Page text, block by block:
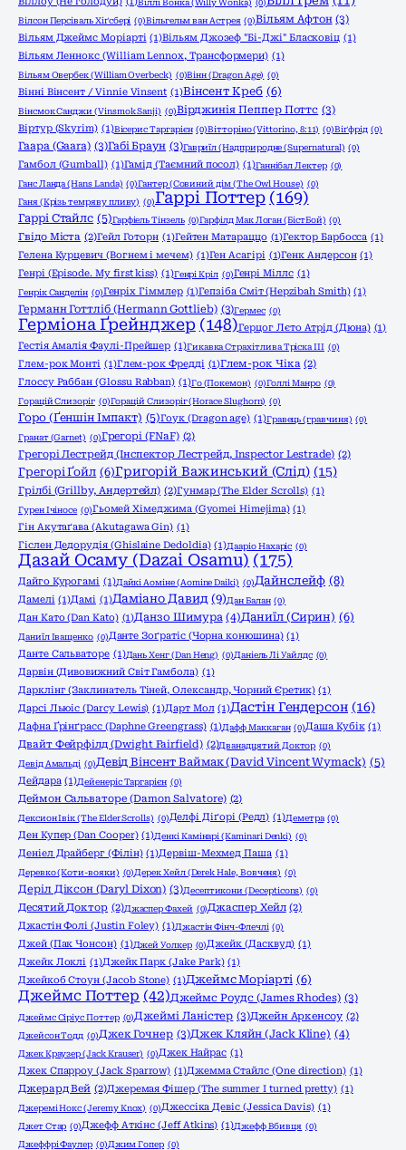
Віллі Вонка (Willy Wonka) (0)
Вілсон Персіваль Хіґсбері (0)Вільгельм ван Астрея (0)Вільям Афтон (3)
Вільям Джеймс Моріарті (1)Вільям Джозеф "Бі-Джі" Бласковіц (1)
Вільям Леннокс (William Lennox, Трансформери) (1)
Вільям Овербек (William Overbeck) (0)Вінн (Dragon Age) (0)
Вінні Вінсент / Vinnie Vinsent (1)Вінсент Креб (6)
Вінсмок Санджи (Vinsmok Sanji) (0)Вірджинія Пеппер Поттс (3)
Віртур (Skyrim) (1)Вісерис Таргарієн (0)Вітторіно (Vittorino, 8:11) (0)Віґфрід (0)
Гаара (Gaara) (3)Габі Браун (3)Гавриїл (Надприродне (Supernatural) (0)
Гамбол (Gumball) (1)Гамід (Таємний посол) (1)Ганнібал Лектер (0)
Ганс Ланда (Hans Landa) (0)Гантер (Совиний дім (The Owl House) (0)
Ганя (Крізь темряву пливу) (0)Гаррі Поттер (169)
Гаррі Стайлс (5)Гарфіель Тінзель (0)Гарфілд Мак Логан (БістБой) (0)
Гвідо Міста (2)Гейл Готорн (1)Гейтен Матараццо (1)Гектор Барбосса (1)
Гелена Курцевич (Вогнем і мечем) (1)Ген Асагірі (1)Генк Андерсон (1)
Генрі (Episode. My first kiss) (1)Генрі Кріл (0)Генрі Міллс (1)
Генрік Санделін (0)Генріх Гіммлер (1)Гепзіба Сміт (Hepzibah Smith) (1)
Германн Готтліб (Hermann Gottlieb) (3)Гермес (0)
Герміона Ґрейнджер (148)Герцог Лєто Атрід (Дюна) (1)
Гестія Амалія Фаулі-Прейшер (1)Гикавка Страхітлива Тріска ІІІ (0)
Глем-рок Монті (1)Глем-рок Фредді (1)Глем-рок Чіка (2)
Глоссу Раббан (Glossu Rabban) (1)Го (Покемон) (0)Голлі Манро (0)
Горацій Слизоріг (0)Горацій Слизоріг (Horace Slughorn) (0)
Горо (Ґеншін Імпакт) (5)Гоук (Dragon age) (1)Гравець (гравчиня) (0)
Гранат (Garnet) (0)Грегорі (FNaF) (2)
Грегорі Лестрейд (Інспектор Лестрейд, Inspector Lestrade) (2)
Грегорі Ґойл (6)Григорій Важинський (Слід) (15)
Грілбі (Grillby, Андертейл) (2)Гунмар (The Elder Scrolls) (1)
Гурен Ічіносе (0)Гьомей Хімеджима (Gyomei Himejima) (1)
Гін Акутаґава (Akutagawa Gin) (1)
Гіслен Дедорудія (Ghislaine Dedoldia) (1)Дааріо Нахаріс (0)
Дазай Осаму (Dazai Osamu) (175)
Дайго Курогамі (1)Дайкі Аоміне (Aomine Daiki) (0)Дайнслейф (8)
Дамелі (1)Дамі (1)Даміано Давид (9)Дан Балан (0)
Дан Като (Dan Katо) (1)Данзо Шимура (4)Даниїл (Сирин) (6)
Даниїл Іващенко (0)Данте Зоґратіс (Чорна конюшина) (1)
Данте Сальваторе (1)Дань Хенг (Dan Heng) (0)Даніель Лі Уайлдс (0)
Дарвін (Дивовижний Світ Гамбола) (1)
Дарклінг (Заклинатель Тіней, Олександр, Чорний Єретик) (1)
Дарсі Льюіс (Darcy Lewis) (1)Дарт Мол (1)Дастін Гендерсон (16)
Дафна Ґрінґрасс (Daphne Greengrass) (1)Дафф Маккаган (0)Даша Кубік (1)
Двайт Фейрфілд (Dwight Fairfield) (2)Дванадцятий Доктор (0)
Девід Амальді (0)Девід Вінсент Ваймак (David Vincent Wymack) (5)
Дейдара (1)Дейенеріс Таргарієн (0)
Деймон Сальваторе (Damon Salvatore) (2)
Дексион Івік (The Elder Scrolls) (0)Делфі Діґорі (Редл) (1)Деметра (0)
Ден Купер (Dan Cooper) (1)Денкі Камінарі (Kaminari Denki) (0)
Деніел Драйберг (Філін) (1)Дервіш-Мехмед Паша (1)
Деревко (Коти-вояки) (0)Дерек Хейл (Derek Hale, Вовченя) (0)
Деріл Діксон (Daryl Dixon) (3)Десептикони (Decepticons) (0)
Десятий Доктор (2)Джаспер Фахей (0)Джаспер Хейл (2)
Джастін Фолі (Justin Foley) (1)Джастін Фінч-Флечлі (0)
Джей (Пак Чонсон) (1)Джей Уолкер (0)Джейк (Дасквуд) (1)
Джейк Локлі (1)Джейк Парк (Jake Park) (1)
Джейкоб Стоун (Jacob Stone) (1)Джеймс Моріарті (6)
Джеймс Поттер (42)Джеймс Роудс (James Rhodes) (3)
Джеймс Сіріус Поттер (0)Джеймі Ланістер (3)Джейн Аркенсоу (2)
Джейсон Тодд (0)Джек Гочнер (3)Джек Кляйн (Jack Kline) (4)
Джек Краузер (Jack Krauser) (0)Джек Найрас (1)
Джек Спарроу (Jack Sparrow) (1)Джемма Стайлс (One direction) (1)
Джерард Вей (2)Джеремая Фішер (The summer I turned pretty) (1)
Джеремі Нокс (Jeremy Knox) (0)Джессіка Девіс (Jessica Davis) (1)
Джет Стар (0)Джефф Аткінс (Jeff Atkins) (1)Джефф Вбивця (0)
Джеффрі Фаулер (0)Джим Гопер (0)